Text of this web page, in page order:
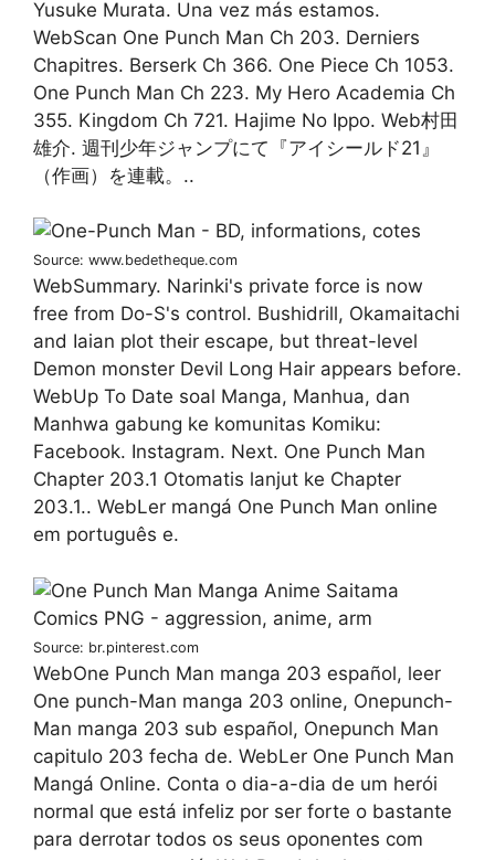
Yusuke Murata. Una vez más estamos.
WebScan One Punch Man Ch 203. Derniers
Chapitres. Berserk Ch 366. One Piece Ch 1053.
One Punch Man Ch 223. My Hero Academia Ch
355. Kingdom Ch 721. Hajime No Ippo. Web村田
雄介. 週刊少年ジャンプにて『アイシールド21』
（作画）を連載。..
Source: www.bedetheque.com
WebSummary. Narinki's private force is now
free from Do-S's control. Bushidrill, Okamaitachi
and Iaian plot their escape, but threat-level
Demon monster Devil Long Hair appears before.
WebUp To Date soal Manga, Manhua, dan
Manhwa gabung ke komunitas Komiku:
Facebook. Instagram. Next. One Punch Man
Chapter 203.1 Otomatis lanjut ke Chapter
203.1.. WebLer mangá One Punch Man online
em português e.
Source: br.pinterest.com
WebOne Punch Man manga 203 español, leer
One punch-Man manga 203 online, Onepunch-
Man manga 203 sub español, Onepunch Man
capitulo 203 fecha de. WebLer One Punch Man
Mangá Online. Conta o dia-a-dia de um herói
normal que está infeliz por ser forte o bastante
para derrotar todos os seus oponentes com